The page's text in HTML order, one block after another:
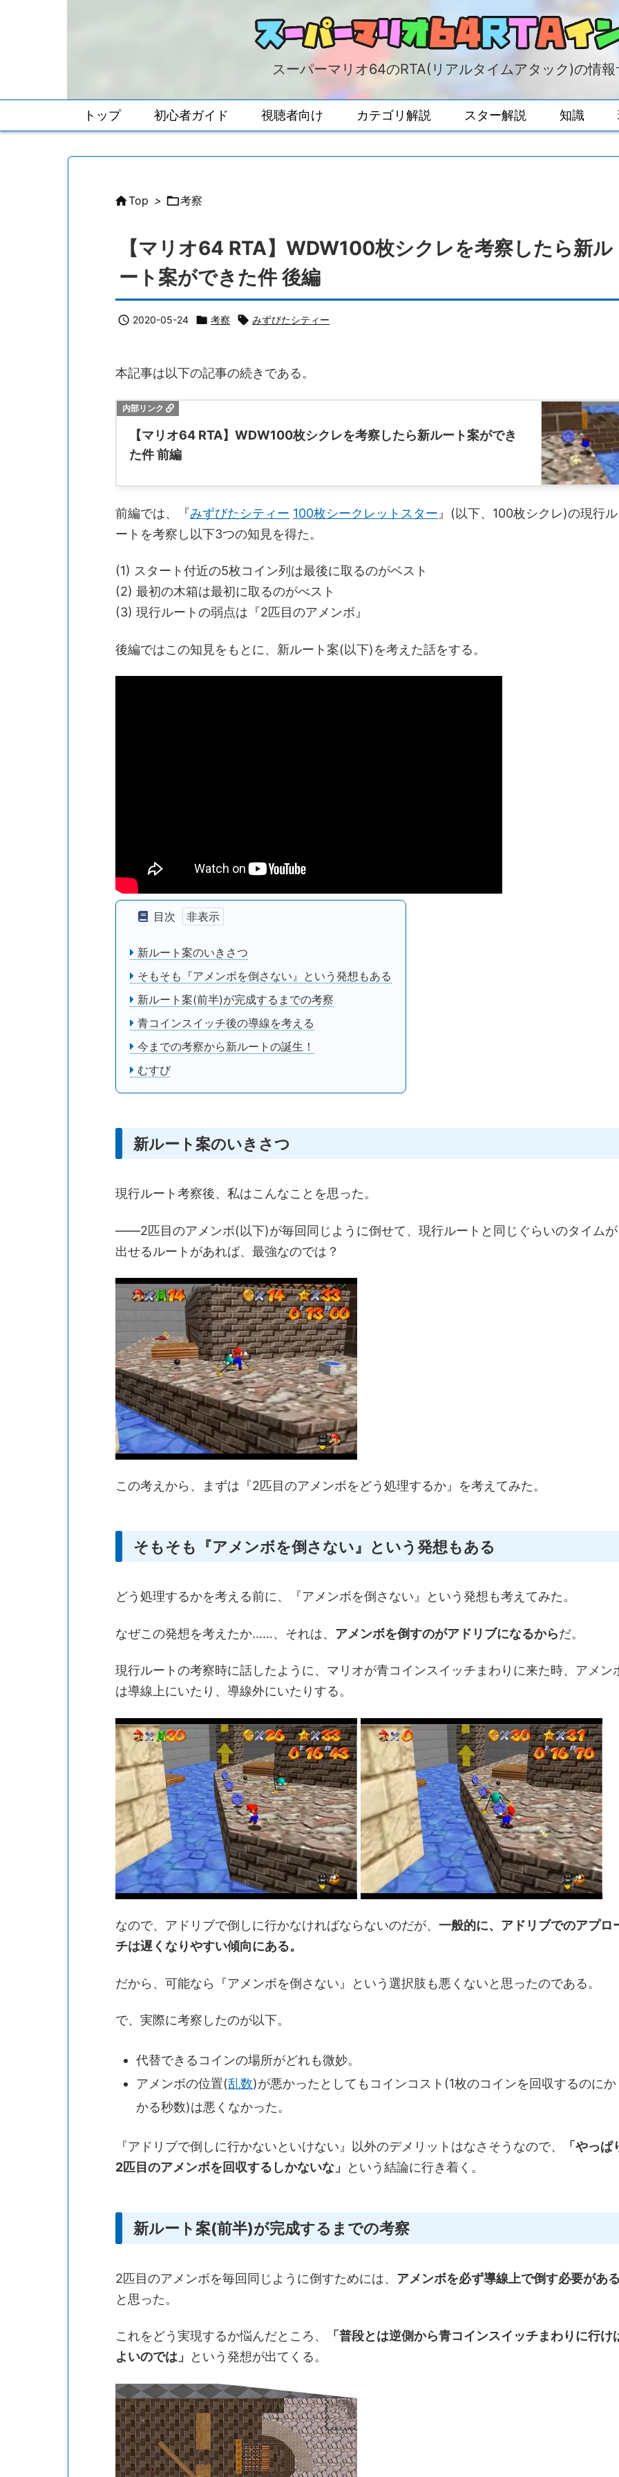
スーパーマリオ64のRTA(リアルタイムアタック)の情報
トップ 初心者ガイド 視聴者向け カテゴリ解説 スター解説 知識
Top > 考察
【マリオ64 RTA】WDW100枚シクレを考察したら新ル
ート案ができた件 後編
 2020-05-24  考察  みずびたシティー
本記事は以下の記事の続きである。
【マリオ64 RTA】WDW100枚シクレを考察したら新ルート案ができ
た件 前編
前編では、『みずびたシティー 100枚シークレットスター 』(以下、100枚シクレ)の現行ル
ートを考察し以下3つの知見を得た。
(1) スタート付近の5枚コイン列は最後に取るのがベスト
(2) 最初の木箱は最初に取るのがべスト
(3) 現行ルートの弱点は『2匹目のアメンボ』
後編ではこの知見をもとに、新ルート案(以下)を考えた話をする。
目次
新ルート案のいきさつ
そもそも『アメンボを倒さない』という発想もある
新ルート案(前半)が完成するまでの考察
青コインスイッチ後の導線を考える
今までの考察から新ルートの誕生！
むすび
新ルート案のいきさつ
現行ルート考察後、私はこんなことを思った。
――2匹目のアメンボ(以下)が毎回同じように倒せて、現行ルートと同じぐらいのタイムが
出せるルートがあれば、最強なのでは？
この考えから、まずは『2匹目のアメンボをどう処理するか』を考えてみた。
そもそも『アメンボを倒さない』という発想もある
どう処理するかを考える前に、『アメンボを倒さない』という発想も考えてみた。
なぜこの発想を考えたか……、それは、 アメンボを倒すのがアドリブになるからだ。
現行ルートの考察時に話したように、マリオが青コインスイッチまわりに来た時、アメン
は導線上にいたり、導線外にいたりする。
なので、アドリブで倒しに行かなければならないのだが、 一般的に、アドリブでのアプロ
チは遅くなりやすい傾向にある。
だから、可能なら『アメンボを倒さない』という選択肢も悪くないと思ったのである。
で、実際に考察したのが以下。
代替できるコインの場所がどれも微妙。
アメンボの位置(乱数)が悪かったとしてもコインコスト(1枚のコインを回収するのにか
かる秒数)は悪くなかった。
『アドリブで倒しに行かないといけない』以外のデメリットはなさそうなので、
「やっぱ
2匹目のアメンボを回収するしかないな」
という結論に行き着く。
新ルート案(前半)が完成するまでの考察
2匹目のアメンボを毎回同じように倒すためには、 アメンボを必ず導線上で倒す必要があ
と思った。
これをどう実現するか悩んだところ、
「普段とは逆側から青コインスイッチまわりに行け
よいのでは」
という発想が出てくる。